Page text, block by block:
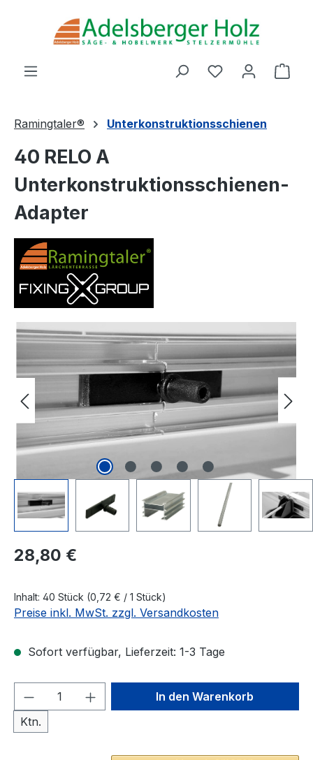
Zum Hauptinhalt springen
Du hast 0
Ramingtaler® Unterkonstruktionsschienen
40 RELO A
Unterkonstruktionsschienen-
Adapter
Bildergalerie überspringen
Regulärer Preis:
28,80 €
Inhalt: 40 Stück (0,72 € / 1 Stück)
Preise inkl. MwSt. zzgl. Versandkosten
Sofort verfügbar, Lieferzeit: 1-3 Tage
Produkt Anzahl: Gib den
Ktn.
In den Warenkorb